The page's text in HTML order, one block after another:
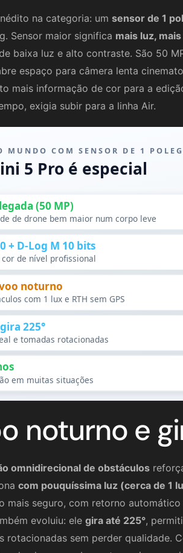
na categoria: um sensor de 1
Sensor maior significa mais luz,
baixa luz e alto contraste. São 50
espaço para câmera lenta
mais informação de cor para a
exigia subir para a linha Air.
MUNDO COM SENSOR DE 1
5 Pro é especial
(50 MP)
de drone bem maior num corpo leve
+ D-Log M 10 bits
de nível profissional
noturno
com 1 lux e RTH sem GPS
225°
e tomadas rotacionadas
em muitas situações
noturno e
omnidirecional de obstáculos
com pouquíssima luz (cerca de 1
mais seguro, com retorno
evoluiu: ele gira até 225°,
rotacionadas sem perder qualidade.